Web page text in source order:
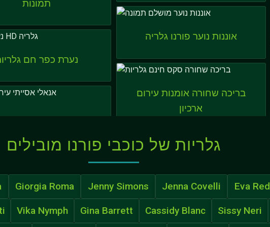
תמונות
נערת כפר חם
אוננות נוער פורנו גלריה
בריכה שחורה אומנות עירום
ארכיון
גלריות של כוכבי פורנו מובילים
Giorgia Roma Jenny Simons Jenna Covelli Eva Red
Vika Nymph Gina Barrett Cassidy Blanc Sissy Neri